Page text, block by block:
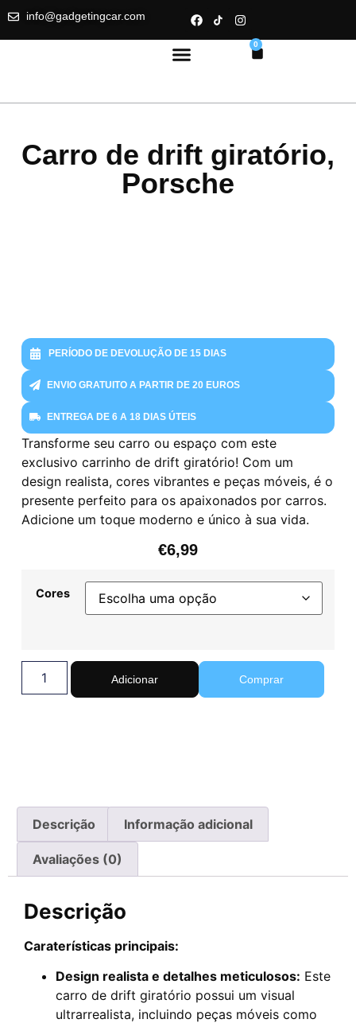
info@gadgetingcar.com
0
Carro de drift giratório,
Porsche
PERÍODO DE DEVOLUÇÃO DE 15 DIAS
ENVIO GRATUITO A PARTIR DE 20 EUROS
ENTREGA DE 6 A 18 DIAS ÚTEIS
Transforme seu carro ou espaço com este
exclusivo carrinho de drift giratório! Com um
design realista, cores vibrantes e peças móveis, é o
presente perfeito para os apaixonados por carros.
Adicione um toque moderno e único à sua vida.
€6,99
Cores
Adicionar Comprar
Descrição Informação adicional
Avaliações (0)
Descrição
Caraterísticas principais:
Design realista e detalhes meticulosos: Este
carro de drift giratório possui um visual
ultrarrealista, incluindo peças móveis como